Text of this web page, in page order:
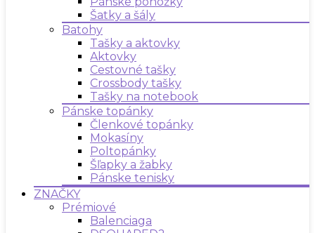
Šatky a šály
Batohy
Tašky a aktovky
Aktovky
Cestovné tašky
Crossbody tašky
Tašky na notebook
Pánske topánky
Členkové topánky
Mokasíny
Poltopánky
Šľapky a žabky
Pánske tenisky
ZNAČKY
Prémiové
Balenciaga